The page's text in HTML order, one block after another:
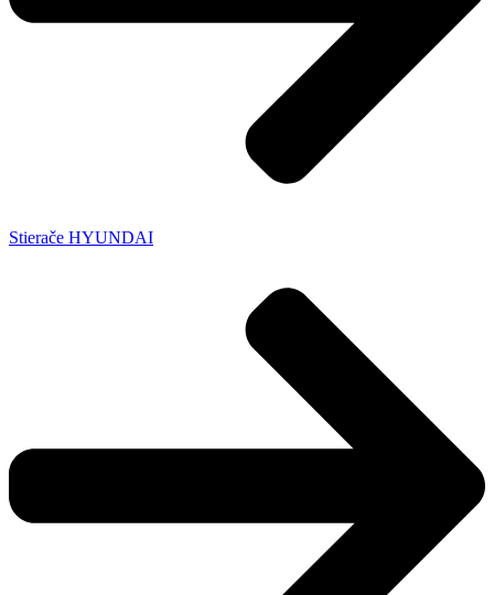
Stierače HYUNDAI